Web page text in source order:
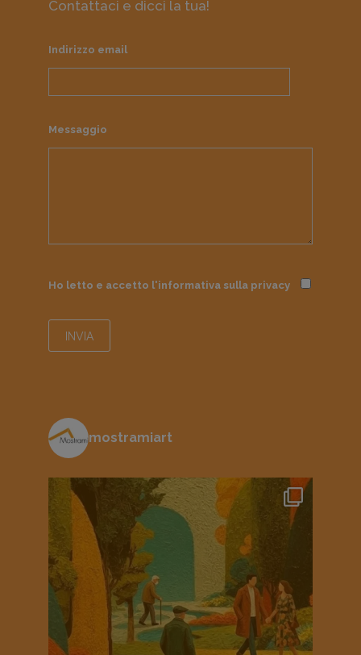
Contattaci e dicci la tua!
Indirizzo email
Messaggio
Ho letto e accetto l'informativa sulla privacy
mostramiart